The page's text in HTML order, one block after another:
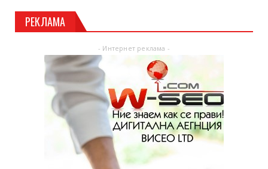
РЕКЛАМА
- Интернет реклама -